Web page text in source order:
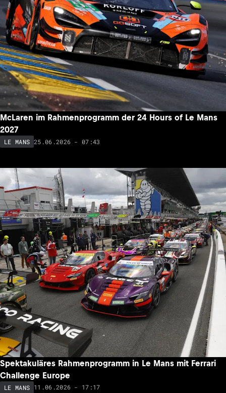
McLaren im Rahmenprogramm der 24 Hours of Le Mans
2027
LE MANS 25.06.2026 - 07:43
Spektakuläres Rahmenprogramm in Le Mans mit Ferrari
Challenge Europe
LE MANS 11.06.2026 - 17:17